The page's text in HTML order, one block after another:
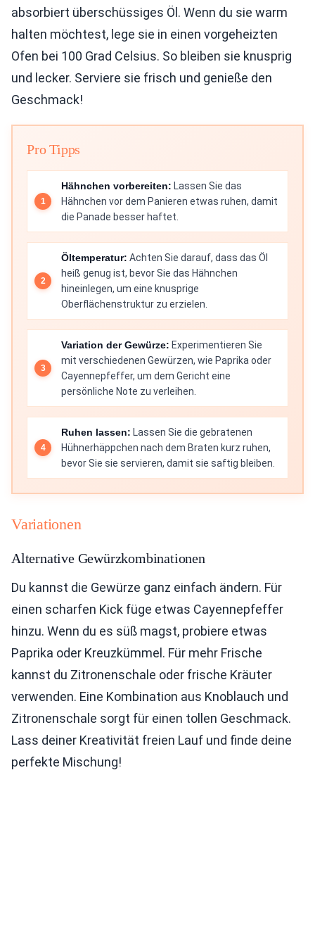
absorbiert überschüssiges Öl. Wenn du sie warm
halten möchtest, lege sie in einen vorgeheizten
Ofen bei 100 Grad Celsius. So bleiben sie knusprig
und lecker. Serviere sie frisch und genieße den
Geschmack!
Pro Tipps
Hähnchen vorbereiten: Lassen Sie das
Hähnchen vor dem Panieren etwas ruhen, damit
die Panade besser haftet.
Öltemperatur: Achten Sie darauf, dass das Öl
heiß genug ist, bevor Sie das Hähnchen
hineinlegen, um eine knusprige
Oberflächenstruktur zu erzielen.
Variation der Gewürze: Experimentieren Sie
mit verschiedenen Gewürzen, wie Paprika oder
Cayennepfeffer, um dem Gericht eine
persönliche Note zu verleihen.
Ruhen lassen: Lassen Sie die gebratenen
Hühnerhäppchen nach dem Braten kurz ruhen,
bevor Sie sie servieren, damit sie saftig bleiben.
Variationen
Alternative Gewürzkombinationen
Du kannst die Gewürze ganz einfach ändern. Für
einen scharfen Kick füge etwas Cayennepfeffer
hinzu. Wenn du es süß magst, probiere etwas
Paprika oder Kreuzkümmel. Für mehr Frische
kannst du Zitronenschale oder frische Kräuter
verwenden. Eine Kombination aus Knoblauch und
Zitronenschale sorgt für einen tollen Geschmack.
Lass deiner Kreativität freien Lauf und finde deine
perfekte Mischung!